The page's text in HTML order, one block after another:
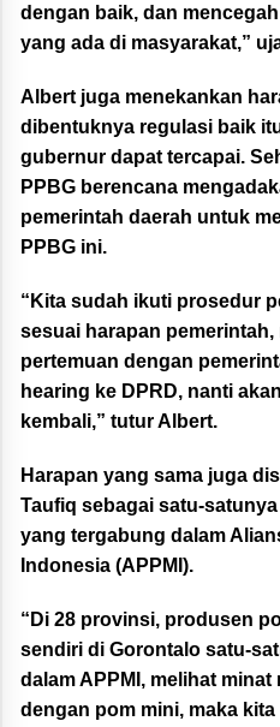
dengan baik, dan
yang ada di masyarakat,”
Albert juga menekankan
dibentuknya regulasi baik
gubernur dapat tercapai.
PPBG berencana
pemerintah daerah untuk
PPBG ini.
“Kita sudah ikuti prosedur
sesuai harapan
pertemuan dengan
hearing ke DPRD, nanti
kembali,” tutur Albert.
Harapan yang sama juga
Taufiq sebagai satu-
yang tergabung dalam
Indonesia (APPMI).
“Di 28 provinsi, produsen
sendiri di Gorontalo satu-
dalam APPMI, melihat
dengan pom mini, maka